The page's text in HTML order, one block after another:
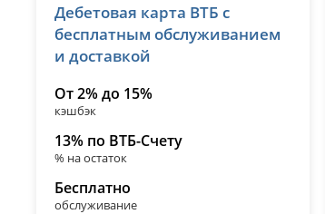
лицензия № 1000
Дебетовая карта ВТБ с
бесплатным обслуживанием
и доставкой
От 2% до 15%
кэшбэк
13% по ВТБ-Счету
% на остаток
Бесплатно
обслуживание